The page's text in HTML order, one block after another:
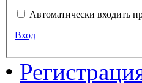
Автоматически входить
Вход
•